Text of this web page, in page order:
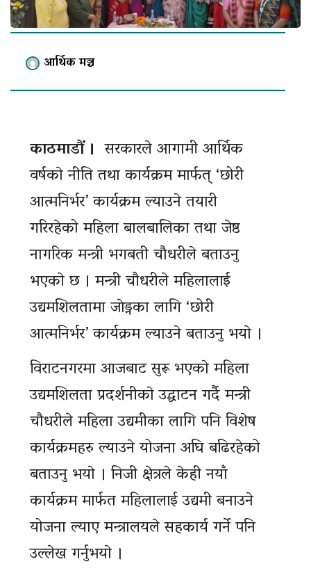
आर्थिक मञ्च
काठमाडौं । सरकारले आगामी आर्थिक
वर्षकाे नीति तथा कार्यक्रम मार्फत् ‘छोरी
आत्मनिर्भर’ कार्यक्रम ल्याउने तयारी
गरिरहेको महिला बालबालिका तथा जेष्ठ
नागरिक मन्त्री भगबती चौधरीले बताउनु
भएकाे छ । मन्त्री चाैधरीले महिलालाई
उद्यमशिलतामा जाेड्नका लागि ‘छोरी
आत्मनिर्भर’ कार्यक्रम ल्याउने बताउनु भयाे ।
विराटनगरमा आजबाट सुरू भएकाे महिला
उद्यमशिलता प्रदर्शनीकाे उद्घाटन गर्दै मन्त्री
चाैधरीले महिला उद्यमीका लागि पनि विशेष
कार्यक्रमहरु ल्याउने योजना अघि बढिरहेको
बताउनु भयाे । निजी क्षेत्रले केही नयाँ
कार्यक्रम मार्फत महिलालाई उद्यमी बनाउने
योजना ल्याए मन्त्रालयले सहकार्य गर्ने पनि
उल्लेख गर्नुभयाे ।